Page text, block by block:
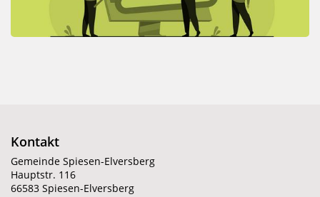
Kontakt
Gemeinde Spiesen-Elversberg
Hauptstr. 116
66583 Spiesen-Elversberg